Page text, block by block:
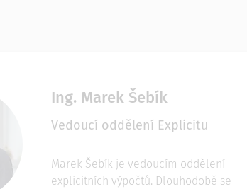
Ing. Marek Šebík
Vedoucí oddělení Explicitu
Marek Šebík je vedoucím oddělení
explicitních výpočtů. Dlouhodobě se